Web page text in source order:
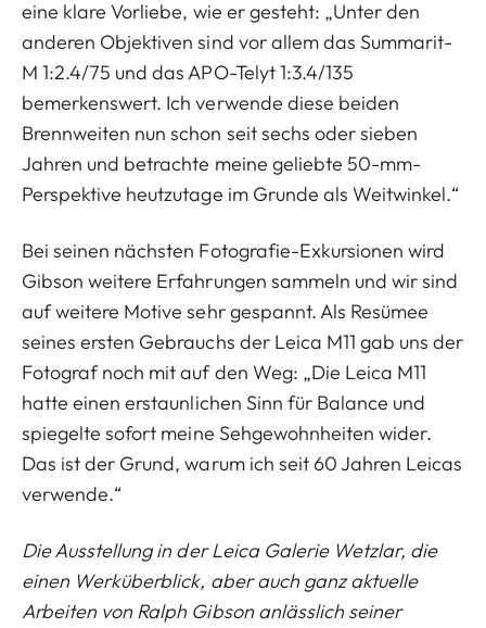
eine klare Vorliebe, wie er gesteht: „Unter den
anderen Objektiven sind vor allem das Summarit-
M 1:2.4/75 und das APO-Telyt 1:3.4/135
bemerkenswert. Ich verwende diese beiden
Brennweiten nun schon seit sechs oder sieben
Jahren und betrachte meine geliebte 50-mm-
Perspektive heutzutage im Grunde als Weitwinkel.“
Bei seinen nächsten Fotografie-Exkursionen wird
Gibson weitere Erfahrungen sammeln und wir sind
auf weitere Motive sehr gespannt. Als Resümee
seines ersten Gebrauchs der Leica M11 gab uns der
Fotograf noch mit auf den Weg: „Die Leica M11
hatte einen erstaunlichen Sinn für Balance und
spiegelte sofort meine Sehgewohnheiten wider.
Das ist der Grund, warum ich seit 60 Jahren Leicas
verwende.“
Die Ausstellung in der Leica Galerie Wetzlar, die
einen Werküberblick, aber auch ganz aktuelle
Arbeiten von Ralph Gibson anlässlich seiner